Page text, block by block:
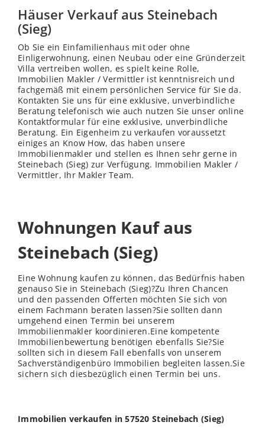
Häuser Verkauf aus Steinebach
(Sieg)
Ob Sie ein Einfamilienhaus mit oder ohne
Einligerwohnung, einen Neubau oder eine Gründerzeit
Villa vertreiben wollen, es spielt keine Rolle,
Immobilien Makler / Vermittler ist kenntnisreich und
fachgemäß mit einem persönlichen Service für Sie da.
Kontakten Sie uns für eine exklusive, unverbindliche
Beratung telefonisch wie auch nutzen Sie unser online
Kontaktformular für eine exklusive, unverbindliche
Beratung. Ein Eigenheim zu verkaufen voraussetzt
einiges an Know How, das haben unsere
Immobilienmakler und stellen es Ihnen sehr gerne in
Steinebach (Sieg) zur Verfügung. Immobilien Makler /
Vermittler, Ihr Makler Team.
Wohnungen Kauf aus
Steinebach (Sieg)
Eine Wohnung kaufen zu können, das Bedürfnis haben
genauso Sie in Steinebach (Sieg)?Zu Ihren Chancen
und den passenden Offerten möchten Sie sich von
einem Fachmann beraten lassen?Sie sollten dann
umgehend einen Termin bei unserem
Immobilienmakler koordinieren.Eine kompetente
Immobilienbewertung benötigen ebenfalls Sie?Sie
sollten sich in diesem Fall ebenfalls von unserem
Sachverständigenbüro Immobilien begleiten lassen.Sie
sichern sich diesbezüglich einen Termin bei uns.
Immobilien verkaufen in 57520 Steinebach (Sieg)